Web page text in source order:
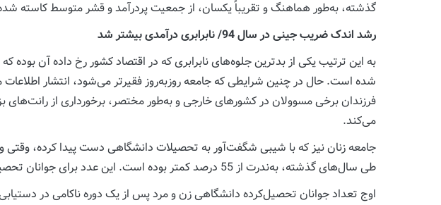
گذشته، به‌طور هماهنگ و تقریباً یکسان، از جمعیت پردرآمد و قشر متوسط کاسته
رشد اندک ضریب جینی در سال 94/ نابرابری درآمدی بیشتر شد
به این ترتیب یکی از بدترین جلوه‌های نابرابری که در اقتصاد کشور رخ داده آن بوده
شده است. حال در چنین شرایطی که جامعه روزبه‌روز فقیرتر می‌شود، انتشار
فرزندان برخی مسوولان در کشورهای خارجی و به‌طور مختصر، برخورداری از رانت‌های
می‌کند.
جامعه زنان نیز که با شیبی شگفت‌آور به تحصیلات دانشگاهی دست پیدا کرده، وقتی
طی سال‌های گذشته، به‌ندرت از 55 درصد کمتر بوده است. این عدد برای جوانان تحصیل‌کرده اعم از زن و مرد نیز همواره در حاشیه 40 درصد قرار داشته است.